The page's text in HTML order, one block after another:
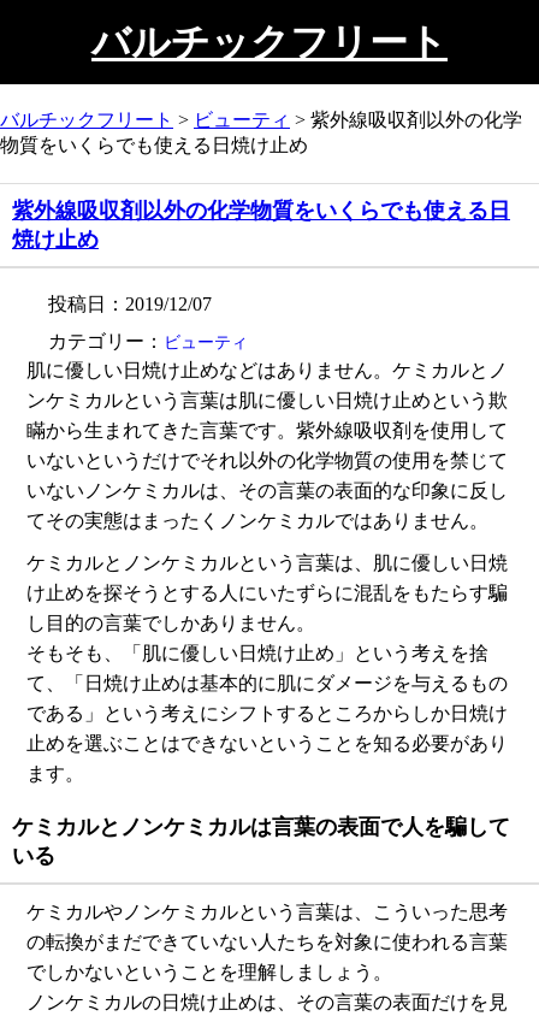
バルチックフリート
バルチックフリート > ビューティ > 紫外線吸収剤以外の化学
物質をいくらでも使える日焼け止め
紫外線吸収剤以外の化学物質をいくらでも使える日
焼け止め
投稿日：2019/12/07
カテゴリー： ビューティ
肌に優しい日焼け止めなどはありません。ケミカルとノ
ンケミカルという言葉は肌に優しい日焼け止めという欺
瞞から生まれてきた言葉です。紫外線吸収剤を使用して
いないというだけでそれ以外の化学物質の使用を禁じて
いないノンケミカルは、その言葉の表面的な印象に反し
てその実態はまったくノンケミカルではありません。
ケミカルとノンケミカルという言葉は、肌に優しい日焼
け止めを探そうとする人にいたずらに混乱をもたらす騙
し目的の言葉でしかありません。
そもそも、「肌に優しい日焼け止め」という考えを捨
て、「日焼け止めは基本的に肌にダメージを与えるもの
である」という考えにシフトするところからしか日焼け
止めを選ぶことはできないということを知る必要があり
ます。
ケミカルとノンケミカルは言葉の表面で人を騙して
いる
ケミカルやノンケミカルという言葉は、こういった思考
の転換がまだできていない人たちを対象に使われる言葉
でしかないということを理解しましょう。
ノンケミカルの日焼け止めは、その言葉の表面だけを見